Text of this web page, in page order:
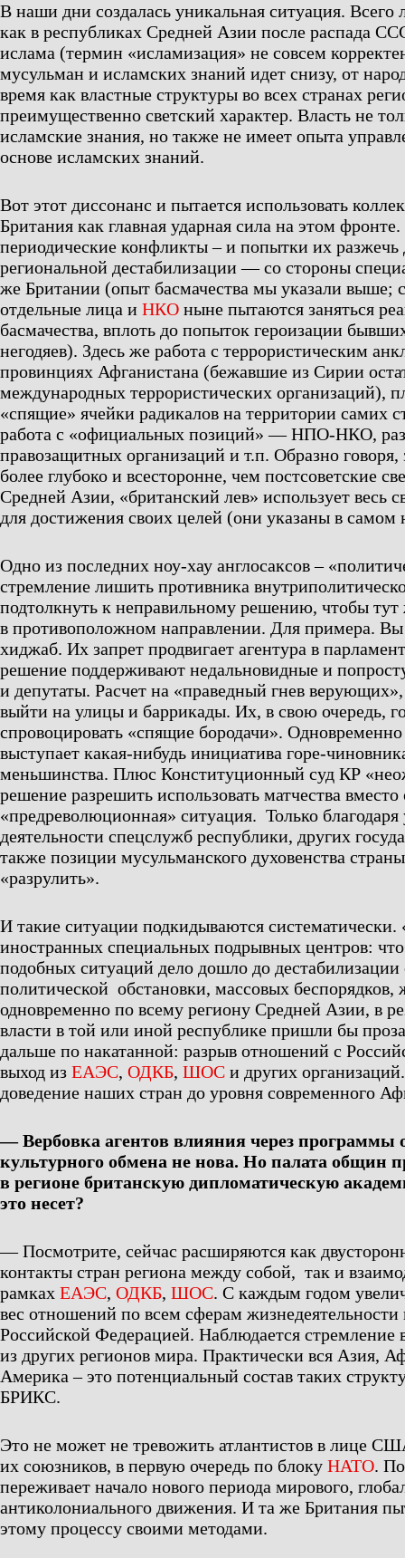
В наши дни создалась уникальная ситуация. Всего
как в республиках Средней Азии после распада
ислама (термин «исламизация» не совсем
мусульман и исламских знаний идет снизу, от
время как властные структуры во всех странах
преимущественно светский характер. Власть не
исламские знания, но также не имеет опыта
основе исламских знаний.
Вот этот диссонанс и пытается использовать
Британия как главная ударная сила на этом
периодические конфликты – и попытки их разжечь
региональной дестабилизации — со стороны
же Британии (опыт басмачества мы указали выше;
отдельные лица и НКО ныне пытаются заняться
басмачества, вплоть до попыток героизации
негодяев). Здесь же работа с террористическим
провинциях Афганистана (бежавшие из Сирии
международных террористических организаций),
«спящие» ячейки радикалов на территории самих
работа с «официальных позиций» — НПО-НКО,
правозащитных организаций и т.п. Образно
более глубоко и всесторонне, чем постсоветские
Средней Азии, «британский лев» использует весь
для достижения своих целей (они указаны в самом
Одно из последних ноу-хау англосаксов –
стремление лишить противника
подтолкнуть к неправильному решению, чтобы тут
в противоположном направлении. Для примера.
хиджаб. Их запрет продвигает агентура в
решение поддерживают недальновидные и
и депутаты. Расчет на «праведный гнев
выйти на улицы и баррикады. Их, в свою очередь,
спровоцировать «спящие бородачи». Одновременно
выступает какая-нибудь инициатива горе-
меньшинства. Плюс Конституционный суд КР
решение разрешить использовать матчества
«предреволюционная» ситуация. Только
деятельности спецслужб республики, других
также позиции мусульманского духовенства
«разрулить».
И такие ситуации подкидываются систематически.
иностранных специальных подрывных центров:
подобных ситуаций дело дошло до
политической обстановки, массовых беспорядков,
одновременно по всему региону Средней Азии, в
власти в той или иной республике пришли бы
дальше по накатанной: разрыв отношений с
выход из ЕАЭС, ОДКБ, ШОС и других
доведение наших стран до уровня современного
— Вербовка агентов влияния через программы
культурного обмена не нова. Но палата общин
в регионе британскую дипломатическую
это несет?
— Посмотрите, сейчас расширяются как
контакты стран региона между собой, так и
рамках ЕАЭС, ОДКБ, ШОС. С каждым годом
вес отношений по всем сферам жизнедеятельности
Российской Федерацией. Наблюдается стремление
из других регионов мира. Практически вся Азия,
Америка – это потенциальный состав таких
БРИКС.
Это не может не тревожить атлантистов в лице
их союзников, в первую очередь по блоку НАТО.
переживает начало нового периода мирового,
антиколониального движения. И та же Британия
этому процессу своими методами.